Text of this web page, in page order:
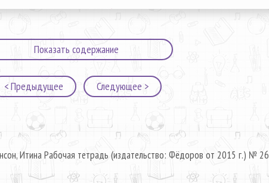
Показать содержание
< Предыдущее Следующее >
Итина Рабочая тетрадь (издательство: Фёдоров от 2015 г.) № 26